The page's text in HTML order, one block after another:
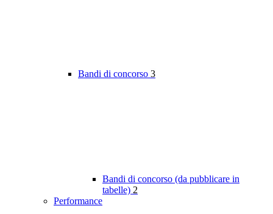
Bandi di concorso 3
Bandi di concorso (da pubblicare in
tabelle) 2
Performance